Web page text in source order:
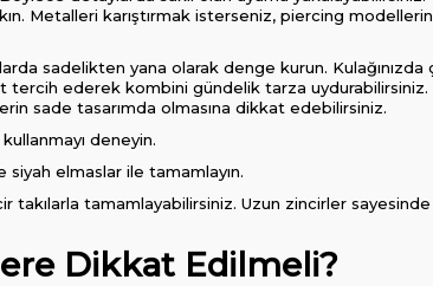
Metalleri karıştırmak isterseniz, piercing
sadelikten yana olarak denge kurun. Kulağınızda
tercih ederek kombini gündelik tarza
sade tasarımda olmasına dikkat edebilirsiniz.
deneyin.
elmaslar ile tamamlayın.
takılarla tamamlayabilirsiniz. Uzun zincirler
Dikkat Edilmeli?